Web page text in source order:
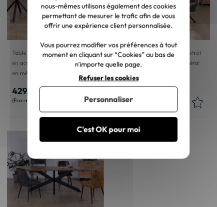
Table carrée 90 cm esprit bistrot
en acacia "Piccadilly" pied tulipe
en métal
429,00 €
Table ronde 90 cm esprit bistrot
"Piccadilly" pied tulipe en métal
429,00 €
nous-mêmes utilisons également des cookies
permettant de mesurer le trafic afin de vous
offrir une expérience client personnalisée.
Vous pourrez modifier vos préférences à tout
moment en cliquant sur “Cookies” au bas de
n'importe quelle page.
C'est OK pour moi
Refuser les cookies
Personnaliser